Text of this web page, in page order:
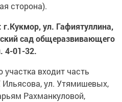
сторона).
ул. Гафиятуллина,
сад общеразвивающего
4-01-32.
участка входит часть
Ильясова, ул. Утямишевых,
Рахманкуловой,